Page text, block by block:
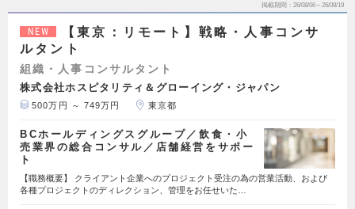
掲載期間 26/08/06～26/08/19
NEW
【東京：リモート】戦略・人事コンサ
ルタント
組織・人事コンサルタント
株式会社ホスピタリティ＆グローイング・ジャパン
500万円 ～ 749万円 東京都
BCホールディングスグループ／飲食・小
売業界の総合コンサル／店舗経営をサポー
ト
【職務概要】 クライアント企業へのプロジェクト受注の為の営業活動、および
各種プロジェクトのディレクション、管理をお任せいた…